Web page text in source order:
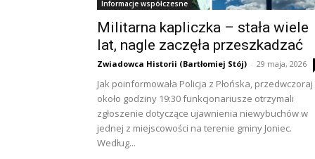
Informacje współczesne
Militarna kapliczka – stała wiele
lat, nagle zaczęła przeszkadzać
Zwiadowca Historii (Bartłomiej Stój) - 29 maja, 2026
Jak poinformowała Policja z Płońska, przedwczoraj
około godziny 19:30 funkcjonariusze otrzymali
zgłoszenie dotyczące ujawnienia niewybuchów w
jednej z miejscowości na terenie gminy Joniec.
Według...